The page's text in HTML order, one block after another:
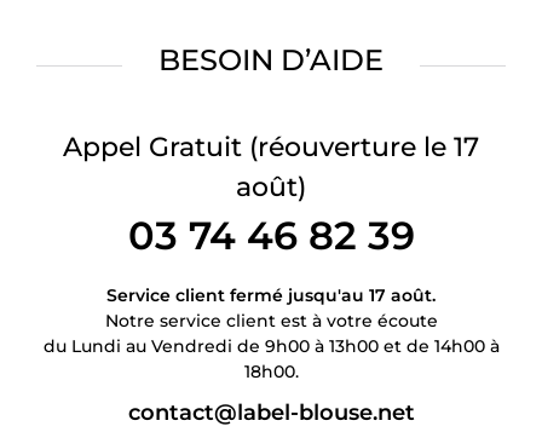
BESOIN D’AIDE
Appel Gratuit (réouverture le 17
août)
03 74 46 82 39
Service client fermé jusqu'au 17 août.
Notre service client est à votre écoute
du Lundi au Vendredi de 9h00 à 13h00 et de 14h00 à
18h00.
contact@label-blouse.net